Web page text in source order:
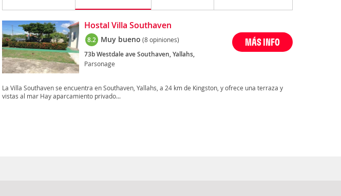
Hostal Villa Southaven
8.2 Muy bueno (8 opiniones)
73b Westdale ave Southaven, Yallahs,
Parsonage
MÁS INFO
La Villa Southaven se encuentra en Southaven, Yallahs, a 24 km de Kingston, y ofrece una terraza y
vistas al mar Hay aparcamiento privado...